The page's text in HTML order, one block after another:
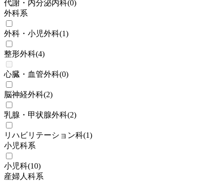
代謝・内分泌内科(0)
外科系
外科・小児外科(1)
整形外科(4)
心臓・血管外科(0)
脳神経外科(2)
乳腺・甲状腺外科(2)
リハビリテーション科(1)
小児科系
小児科(10)
産婦人科系